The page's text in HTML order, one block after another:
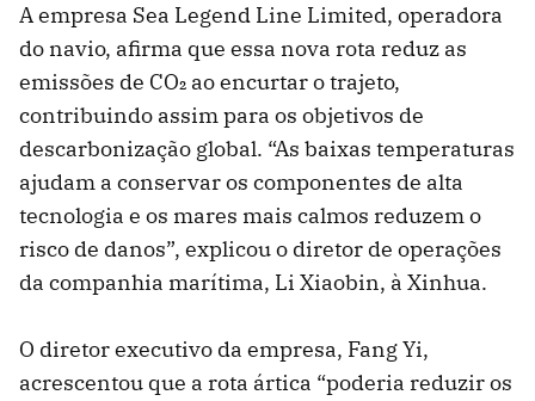
A empresa Sea Legend Line Limited, operadora
do navio, afirma que essa nova rota reduz as
emissões de CO₂ ao encurtar o trajeto,
contribuindo assim para os objetivos de
descarbonização global. “As baixas temperaturas
ajudam a conservar os componentes de alta
tecnologia e os mares mais calmos reduzem o
risco de danos”, explicou o diretor de operações
da companhia marítima, Li Xiaobin, à Xinhua.
O diretor executivo da empresa, Fang Yi,
acrescentou que a rota ártica “poderia reduzir os